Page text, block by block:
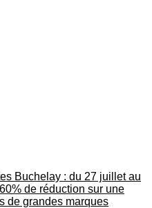
Buchelay : du 27 juillet au
de réduction sur une
de grandes marques